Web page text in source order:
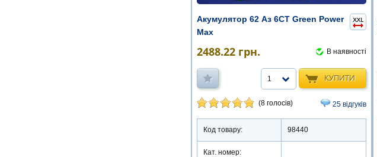
Акумулятор 62 Аз 6СТ Green Power
Max
2488.22 грн. В наявності
КУПИТИ
1
(8 голосів) 25 відгуків
Код товару: 98440
Кат. номер: